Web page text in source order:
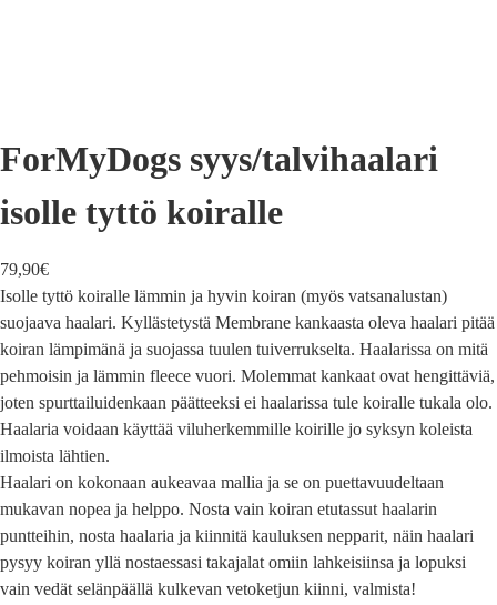
ForMyDogs syys/talvihaalari
isolle tyttö koiralle
79,90€
Isolle tyttö koiralle lämmin ja hyvin koiran (myös vatsanalustan)
suojaava haalari. Kyllästetystä Membrane kankaasta oleva haalari pitää
koiran lämpimänä ja suojassa tuulen tuiverrukselta. Haalarissa on mitä
pehmoisin ja lämmin fleece vuori. Molemmat kankaat ovat hengittäviä,
joten spurttailuidenkaan päätteeksi ei haalarissa tule koiralle tukala olo.
Haalaria voidaan käyttää viluherkemmille koirille jo syksyn koleista
ilmoista lähtien.
Haalari on kokonaan aukeavaa mallia ja se on puettavuudeltaan
mukavan nopea ja helppo. Nosta vain koiran etutassut haalarin
puntteihin, nosta haalaria ja kiinnitä kauluksen nepparit, näin haalari
pysyy koiran yllä nostaessasi takajalat omiin lahkeisiinsa ja lopuksi
vain vedät selänpäällä kulkevan vetoketjun kiinni, valmista!